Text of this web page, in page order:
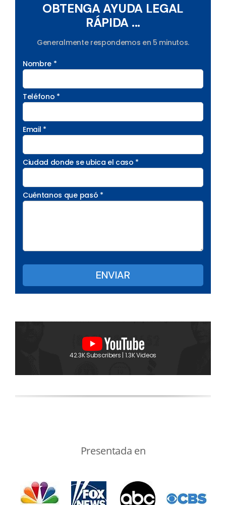
OBTENGA AYUDA LEGAL
RÁPIDA ...
Generalmente respondemos en 5 minutos.
Nombre *
Teléfono *
Email *
Ciudad donde se ubica el caso *
Cuéntanos que pasó *
42.3K Subscribers | 1.3K Videos
Presentada en